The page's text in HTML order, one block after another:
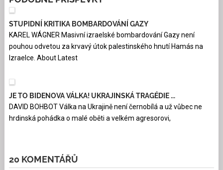
STUPIDNÍ KRITIKA BOMBARDOVÁNÍ GAZY
KAREL WÁGNER Masivní izraelské bombardování Gazy není
pouhou odvetou za krvavý útok palestinského hnutí Hamás na
Izraelce. About Latest
JE TO BIDENOVA VÁLKA! UKRAJINSKÁ TRAGÉDIE ...
DAVID BOHBOT Válka na Ukrajině není černobílá a už vůbec ne
hrdinská pohádka o malé oběti a velkém agresorovi,
20 KOMENTÁŘŮ